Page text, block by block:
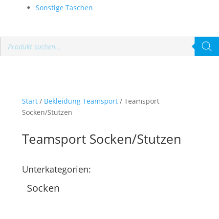
Sonstige Taschen
Products
search
Start/ Bekleidung Teamsport/ Teamsport
Socken/Stutzen
Teamsport Socken/Stutzen
Unterkategorien:
Socken